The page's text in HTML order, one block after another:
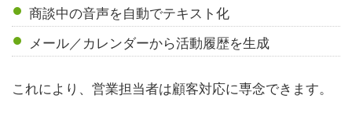
商談中の音声を自動でテキスト化
メール／カレンダーから活動履歴を生成
これにより、営業担当者は顧客対応に専念できます。